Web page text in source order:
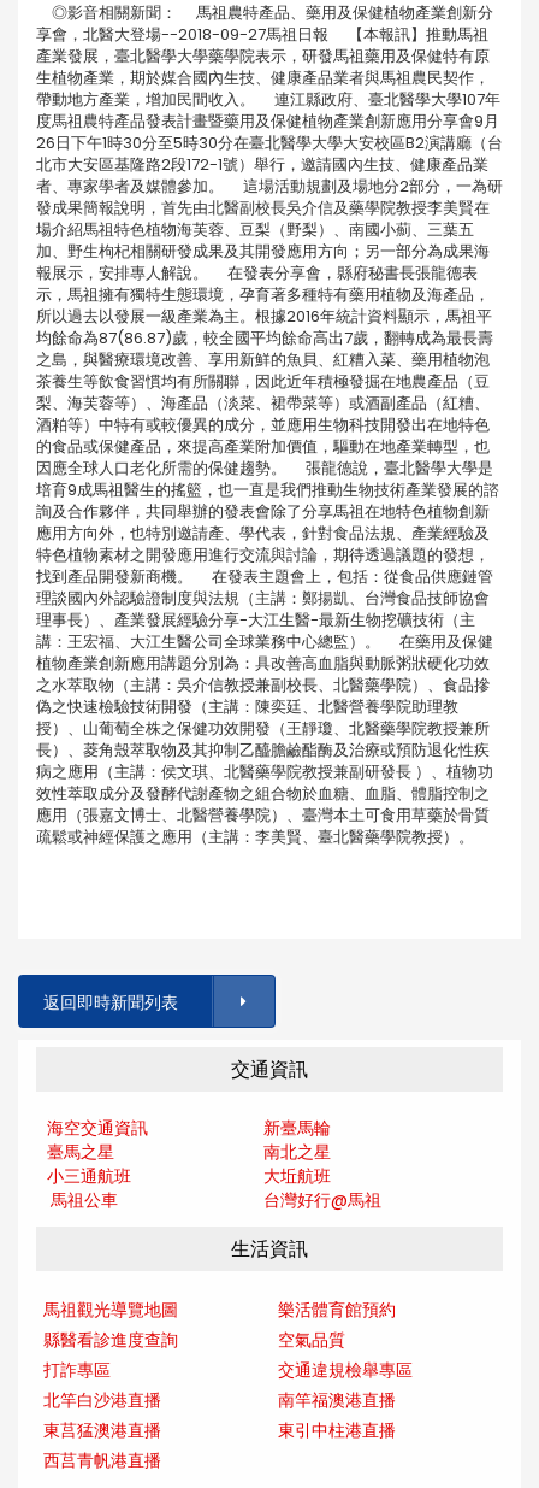
◎影音相關新聞： 馬祖農特產品、藥用及保健植物產業創新分
享會，北醫大登場--2018-09-27馬祖日報 【本報訊】推動馬祖
產業發展，臺北醫學大學藥學院表示，研發馬祖藥用及保健特有原
生植物產業，期於媒合國內生技、健康產品業者與馬祖農民契作，
帶動地方產業，增加民間收入。 連江縣政府、臺北醫學大學107年
度馬祖農特產品發表計畫暨藥用及保健植物產業創新應用分享會9月
26日下午1時30分至5時30分在臺北醫學大學大安校區B2演講廳（台
北市大安區基隆路2段172-1號）舉行，邀請國內生技、健康產品業
者、專家學者及媒體參加。 這場活動規劃及場地分2部分，一為研
發成果簡報說明，首先由北醫副校長吳介信及藥學院教授李美賢在
場介紹馬祖特色植物海芙蓉、豆梨（野梨）、南國小薊、三葉五
加、野生枸杞相關研發成果及其開發應用方向；另一部分為成果海
報展示，安排專人解說。 在發表分享會，縣府秘書長張龍德表
示，馬祖擁有獨特生態環境，孕育著多種特有藥用植物及海產品，
所以過去以發展一級產業為主。根據2016年統計資料顯示，馬祖平
均餘命為87(86.87)歲，較全國平均餘命高出7歲，翻轉成為最長壽
之島，與醫療環境改善、享用新鮮的魚貝、紅糟入菜、藥用植物泡
茶養生等飲食習慣均有所關聯，因此近年積極發掘在地農產品（豆
梨、海芙蓉等）、海產品（淡菜、裙帶菜等）或酒副產品（紅糟、
酒粕等）中特有或較優異的成分，並應用生物科技開發出在地特色
的食品或保健產品，來提高產業附加價值，驅動在地產業轉型，也
因應全球人口老化所需的保健趨勢。 張龍德說，臺北醫學大學是
培育9成馬祖醫生的搖籃，也一直是我們推動生物技術產業發展的諮
詢及合作夥伴，共同舉辦的發表會除了分享馬祖在地特色植物創新
應用方向外，也特別邀請產、學代表，針對食品法規、產業經驗及
特色植物素材之開發應用進行交流與討論，期待透過議題的發想，
找到產品開發新商機。 在發表主題會上，包括：從食品供應鏈管
理談國內外認驗證制度與法規（主講：鄭揚凱、台灣食品技師協會
理事長）、產業發展經驗分享-大江生醫-最新生物挖礦技術（主
講：王宏福、大江生醫公司全球業務中心總監）。 在藥用及保健
植物產業創新應用講題分別為：具改善高血脂與動脈粥狀硬化功效
之水萃取物（主講：吳介信教授兼副校長、北醫藥學院）、食品摻
偽之快速檢驗技術開發（主講：陳奕廷、北醫營養學院助理教
授）、山葡萄全株之保健功效開發（王靜瓊、北醫藥學院教授兼所
長）、菱角殼萃取物及其抑制乙醯膽鹼酯酶及治療或預防退化性疾
病之應用（主講：侯文琪、北醫藥學院教授兼副研發長 ）、植物功
效性萃取成分及發酵代謝產物之組合物於血糖、血脂、體脂控制之
應用（張嘉文博士、北醫營養學院）、臺灣本土可食用草藥於骨質
疏鬆或神經保護之應用（主講：李美賢、臺北醫藥學院教授）。
返回即時新聞列表
交通資訊
海空交通資訊
新臺馬輪
臺馬之星
南北之星
小三通航班
大坵航班
馬祖公車
台灣好行@馬祖
生活資訊
馬祖觀光導覽地圖
樂活體育館預約
縣醫看診進度查詢
空氣品質
打詐專區
交通違規檢舉專區
北竿白沙港直播
南竿福澳港直播
東莒猛澳港直播
東引中柱港直播
西莒青帆港直播